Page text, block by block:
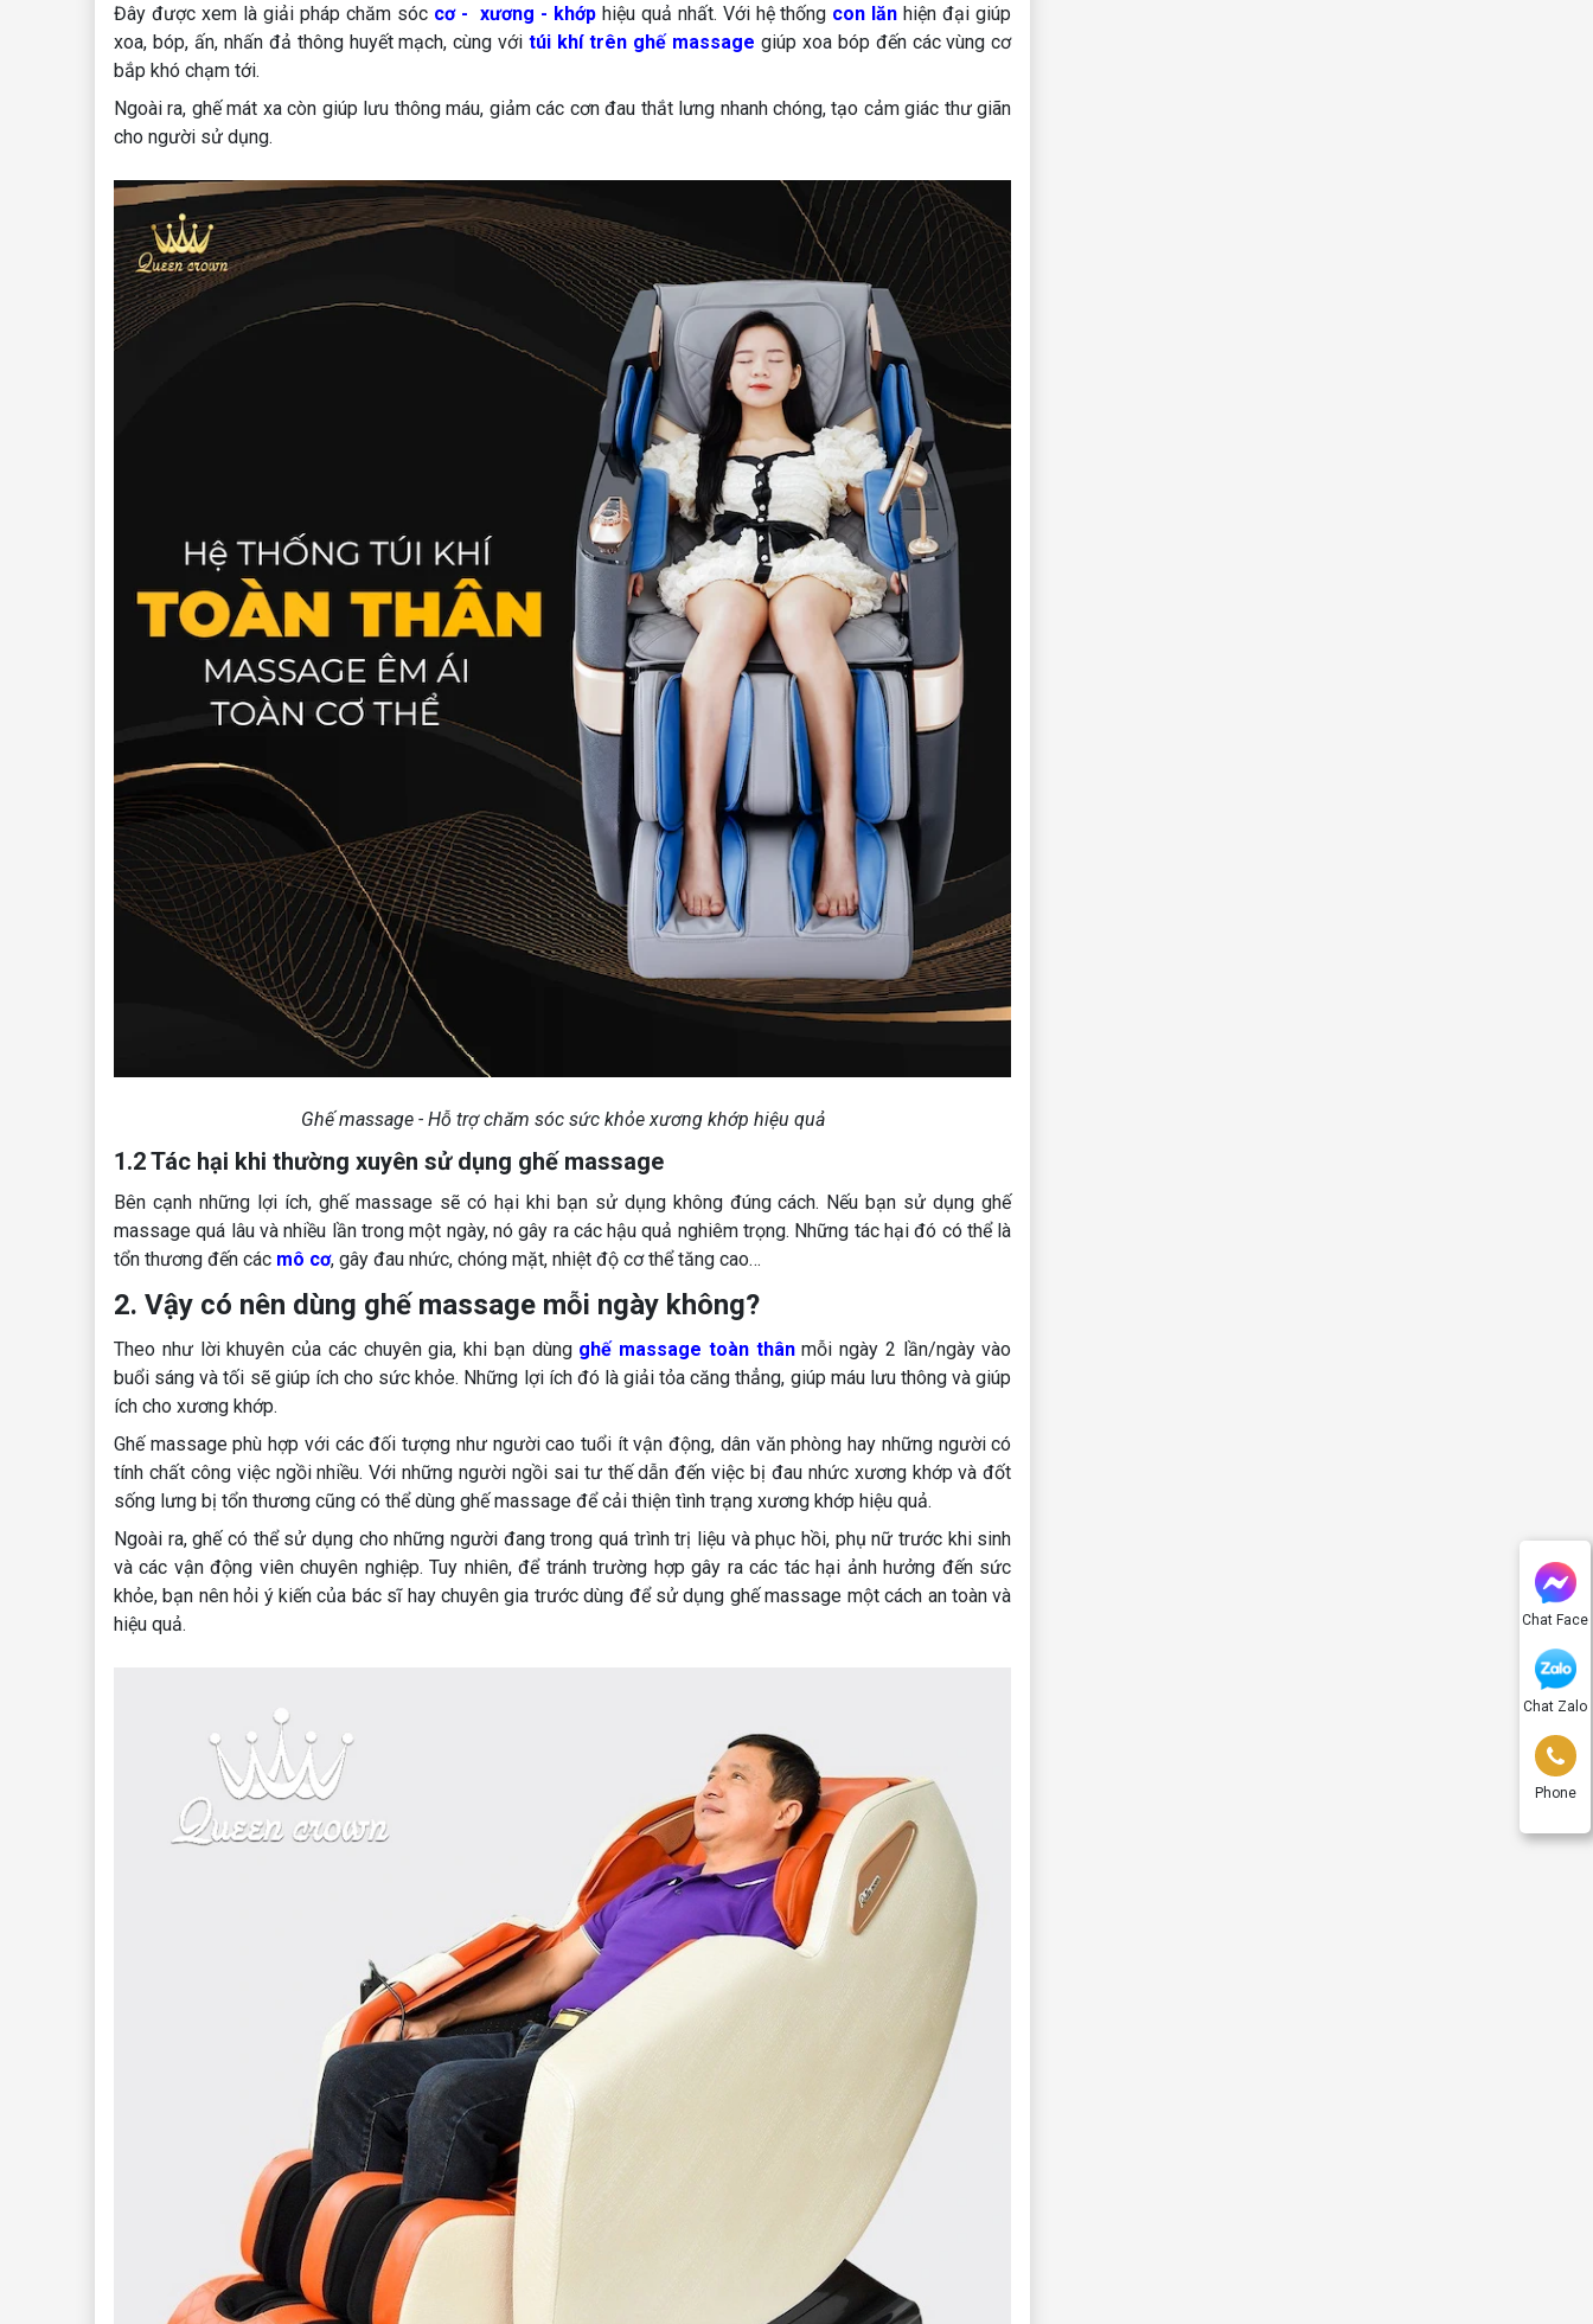
Chat Face
Chat Zalo
Phone
Đây được xem là giải pháp chăm sóc cơ - xương - khớphiệu quả nhất. Với hệ thống con lăn hiện đại giúp
xoa, bóp, ấn, nhấn đả thông huyết mạch, cùng vớitúi khí trên ghế massage giúp xoa bóp đến các vùng cơ
bắp khó chạm tới.
Ngoài ra, ghế mát xa còn giúp lưu thông máu, giảm các cơn đau thắt lưng nhanh chóng, tạo cảm giác thư giãn
cho người sử dụng.
Ghế massage - Hỗ trợ chăm sóc sức khỏe xương khớp hiệu quả
1.2 Tác hại khi thường xuyên sử dụng ghế massage
Bên cạnh những lợi ích, ghế massage sẽ có hại khi bạn sử dụng không đúng cách. Nếu bạn sử dụng ghế
massage quá lâu và nhiều lần trong một ngày, nó gây ra các hậu quả nghiêm trọng. Những tác hại đó có thể là
tổn thương đến các mô cơ, gây đau nhức, chóng mặt, nhiệt độ cơ thể tăng cao…
2. Vậy có nên dùng ghế massage mỗi ngày không?
Theo như lời khuyên của các chuyên gia, khi bạn dùng ghế massage toàn thânmỗi ngày 2 lần/ngày vào
buổi sáng và tối sẽ giúp ích cho sức khỏe. Những lợi ích đó là giải tỏa căng thẳng, giúp máu lưu thông và giúp
ích cho xương khớp.
Ghế massage phù hợp với các đối tượng như người cao tuổi ít vận động, dân văn phòng hay những người có
tính chất công việc ngồi nhiều. Với những người ngồi sai tư thế dẫn đến việc bị đau nhức xương khớp và đốt
sống lưng bị tổn thương cũng có thể dùng ghế massage để cải thiện tình trạng xương khớp hiệu quả.
Ngoài ra, ghế có thể sử dụng cho những người đang trong quá trình trị liệu và phục hồi, phụ nữ trước khi sinh
và các vận động viên chuyên nghiệp. Tuy nhiên, để tránh trường hợp gây ra các tác hại ảnh hưởng đến sức
khỏe, bạn nên hỏi ý kiến của bác sĩ hay chuyên gia trước dùng để sử dụng ghế massage một cách an toàn và
hiệu quả.